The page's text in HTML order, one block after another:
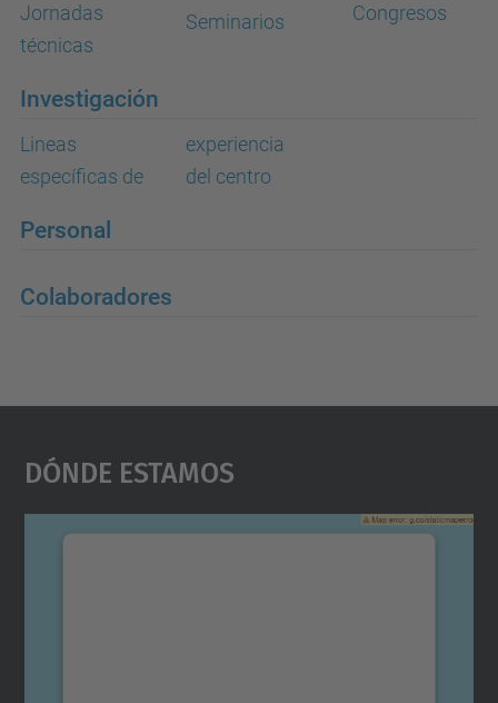
Jornadas
técnicas
Seminarios Congresos
Investigación
Lineas
específicas de
experiencia
del centro
Personal
Colaboradores
Dónde Estamos